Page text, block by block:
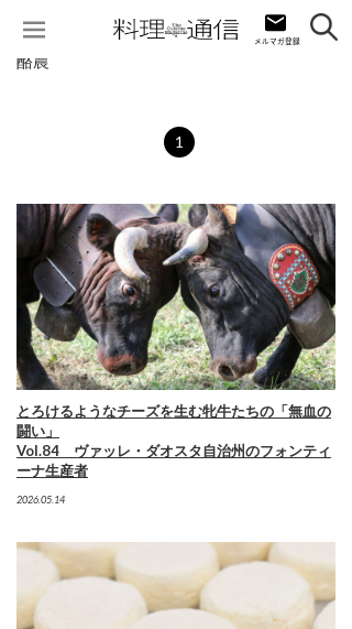
酪農
1
とろけるようなチーズを生む牝牛たちの「無血の
闘い」
Vol.84 ヴァッレ・ダオスタ自治州のフォンティ
ーナ生産者
2026.05.14